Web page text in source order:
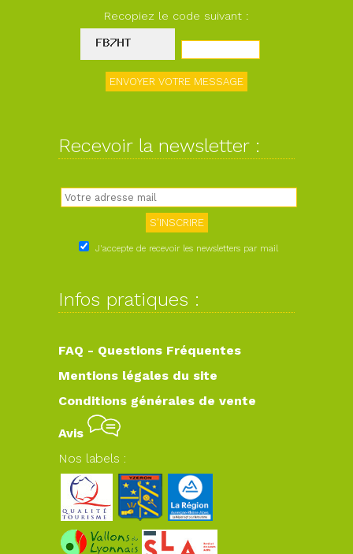
Recopiez le code suivant :
Recevoir la newsletter :
J'accepte de recevoir les newsletters par mail
Infos pratiques :
FAQ - Questions Fréquentes
Mentions légales du site
Conditions générales de vente
Avis
Nos labels :